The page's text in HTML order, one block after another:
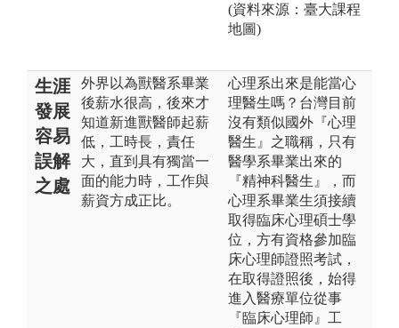
(資料來源：臺大課程
地圖)
生涯
發展
容易
誤解
之處
外界以為獸醫系畢業
後薪水很高，後來才
知道新進獸醫師起薪
低，工時長，責任
大，直到具有獨當一
面的能力時，工作與
薪資方成正比。
心理系出來是能當心
理醫生嗎？台灣目前
沒有類似國外『心理
醫生』之職稱，只有
醫學系畢業出來的
『精神科醫生』，而
心理系畢業生須接續
取得臨床心理碩士學
位，方有資格參加臨
床心理師證照考試，
在取得證照後，始得
進入醫療單位從事
『臨床心理師』工